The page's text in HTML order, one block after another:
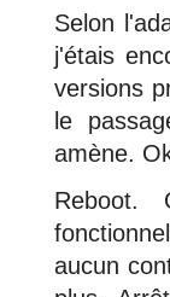
Selon
j'étais
versions
le
amène.
aucun